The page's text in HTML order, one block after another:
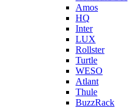
Amos
HQ
Inter
LUX
Rollster
Turtle
WESO
Atlant
Thule
BuzzRack